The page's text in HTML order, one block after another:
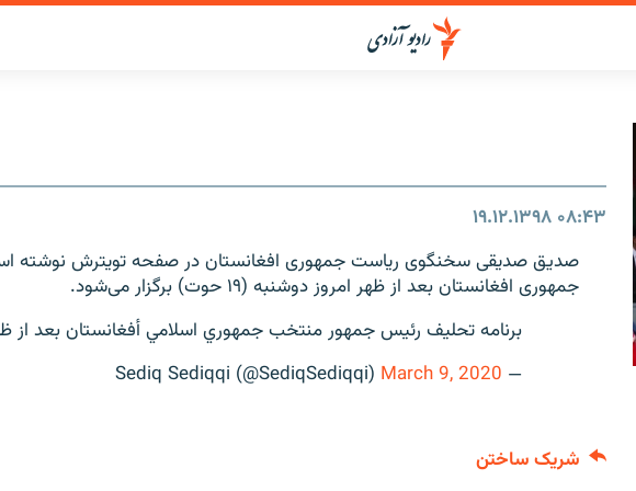
۰۸:۴۳ ۱۹.۱۲.۱۳۹۸
صدیق صدیقی سخنگوی ریاست جمهوری افغانستان در صفحه تویترش نوشته
جمهوری افغانستان بعد از ظهر امروز دوشنبه (۱۹ حوت) برگزار می‌شود.
برنامه تحليف رئيس جمهور منتخب جمهوري اسلامي أفغانستان بعد از
— Sediq Sediqqi (@SediqSediqqi)
March 9, 2020
شریک ساختن